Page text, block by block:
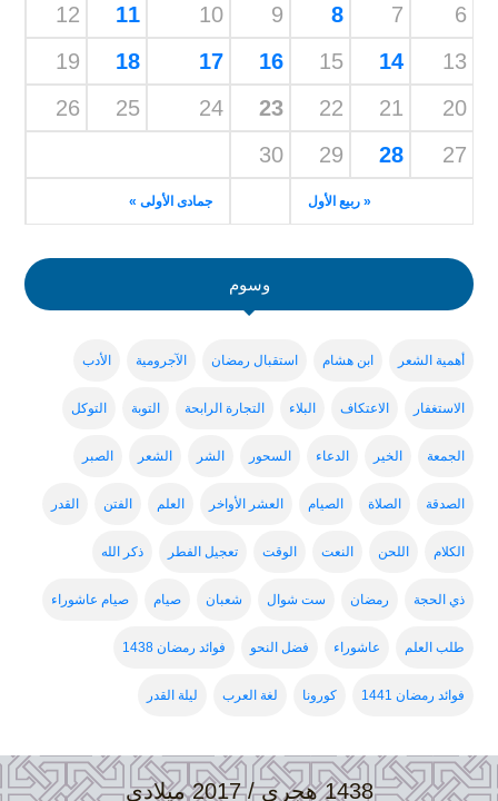
« ربيع الأول جمادى الأولى »
6
7
8
9
10
11
12
13
14
15
16
17
18
19
20
21
22
23
24
25
26
27
28
29
30
وسوم
أهمية الشعر ابن هشام استقبال رمضان الآجرومية الأدب
الاستغفار الاعتكاف البلاء التجارة الرابحة التوبة التوكل
الجمعة الخير الدعاء السحور الشر الشعر الصبر
الصدقة الصلاة الصيام العشر الأواخر العلم الفتن القدر
الكلام اللحن النعت الوقت تعجيل الفطر ذكر الله
ذي الحجة رمضان ست شوال شعبان صيام صيام عاشوراء
طلب العلم عاشوراء فضل النحو فوائد رمضان 1438
فوائد رمضان 1441 كورونا لغة العرب ليلة القدر
1438 هجري / 2017 ميلادي